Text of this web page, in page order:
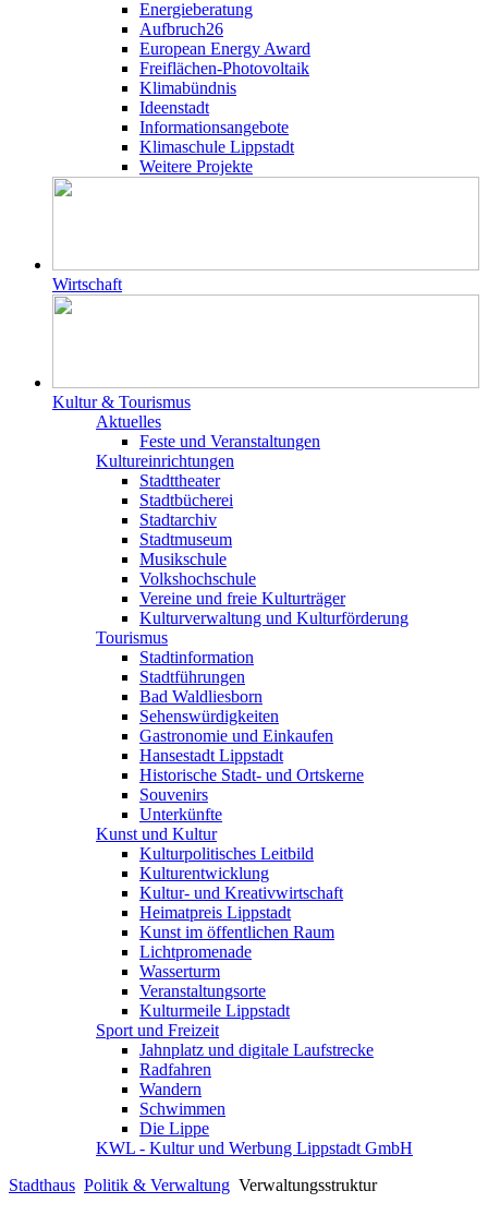
Energieberatung
Aufbruch26
European Energy Award
Freiflächen-Photovoltaik
Klimabündnis
Ideenstadt
Informationsangebote
Klimaschule Lippstadt
Weitere Projekte
Wirtschaft
Kultur & Tourismus
Aktuelles
Feste und Veranstaltungen
Kultureinrichtungen
Stadttheater
Stadtbücherei
Stadtarchiv
Stadtmuseum
Musikschule
Volkshochschule
Vereine und freie Kulturträger
Kulturverwaltung und Kulturförderung
Tourismus
Stadtinformation
Stadtführungen
Bad Waldliesborn
Sehenswürdigkeiten
Gastronomie und Einkaufen
Hansestadt Lippstadt
Historische Stadt- und Ortskerne
Souvenirs
Unterkünfte
Kunst und Kultur
Kulturpolitisches Leitbild
Kulturentwicklung
Kultur- und Kreativwirtschaft
Heimatpreis Lippstadt
Kunst im öffentlichen Raum
Lichtpromenade
Wasserturm
Veranstaltungsorte
Kulturmeile Lippstadt
Sport und Freizeit
Jahnplatz und digitale Laufstrecke
Radfahren
Wandern
Schwimmen
Die Lippe
KWL - Kultur und Werbung Lippstadt GmbH
Stadthaus Politik & Verwaltung Verwaltungsstruktur